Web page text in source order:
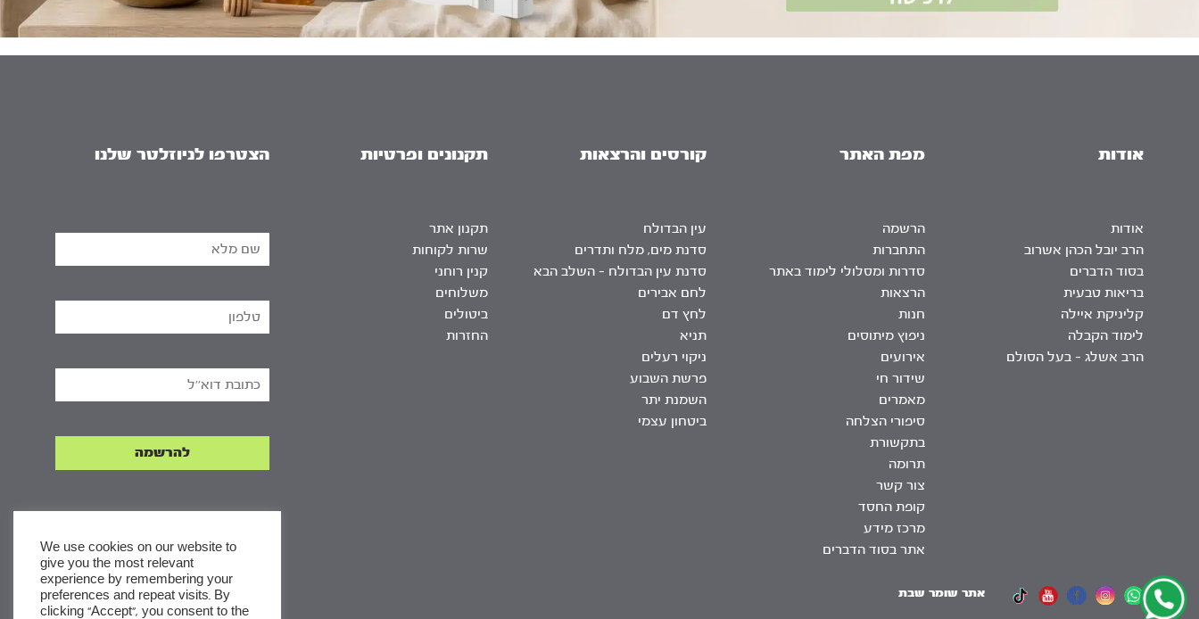
אודות
אודות
הרב יובל הכהן אשרוב
בסוד הדברים
בריאות טבעית
קליניקת איילה
לימוד הקבלה
הרב אשלג – בעל הסולם
מפת האתר
הרשמה
התחברות
סדרות ומסלולי לימוד באתר
הרצאות
חנות
ניפוץ מיתוסים
אירועים
שידור חי
מאמרים
סיפורי הצלחה
בתקשורת
תרומה
צור קשר
קופת החסד
מרכז מידע
אתר בסוד הדברים
קורסים והרצאות
עין הבדולח
סדנת מים, מלח ותדרים
סדנת עין הבדולח – השלב הבא
לחם אבירים
לחץ דם
תניא
ניקוי רעלים
פרשת השבוע
השמנת יתר
ביטחון עצמי
תקנונים ופרטיות
תקנון אתר
שרות לקוחות
קנין רוחני
משלוחים
ביטולים
החזרות
הצטרפו לניוזלטר שלנו
אתר שומר שבת
We use cookies on our website to
give you the most relevant
experience by remembering your
preferences and repeat visits. By
clicking “Accept”, you consent to the
x